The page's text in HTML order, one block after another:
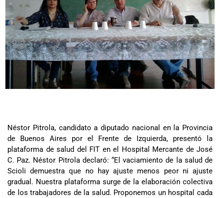
Néstor Pitrola, candidato a diputado nacional en la Provincia
de Buenos Aires por el Frente de Izquierda, presentó la
plataforma de salud del FIT en el Hospital Mercante de José
C. Paz. Néstor Pitrola declaró: “El vaciamiento de la salud de
Scioli demuestra que no hay ajuste menos peor ni ajuste
gradual. Nuestra plataforma surge de la elaboración colectiva
de los trabajadores de la salud. Proponemos un hospital cada